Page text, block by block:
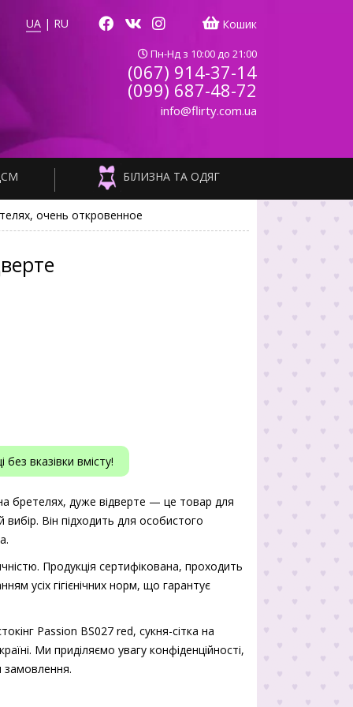
UA | RU Кошик
Пн-Нд з 10:00 до 21:00
(067) 914-37-14
(099) 687-48-72
info@flirty.com.ua
БІЛИЗНА ТА ОДЯГ
очень откровенное
вказівки вмісту!
бретелях, дуже відверте — це товар для
Він підходить для особистого
Продукція сертифікована, проходить
усіх гігієнічних норм, що гарантує
Passion BS027 red, сукня-сітка на
Ми приділяємо увагу конфіденційності,
замовлення.